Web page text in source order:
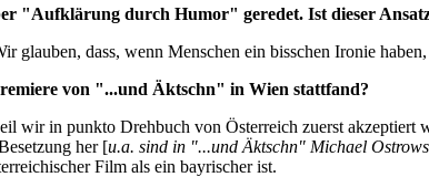
"Aufklärung durch Humor" geredet. Ist dieser
glauben, dass, wenn Menschen ein bisschen Ironie
von "...und Äktschn" in Wien stattfand?
wir in punkto Drehbuch von Österreich zuerst akzeptiert
her [u.a. sind in "...und Äktschn" Michael
Film als ein bayrischer ist.